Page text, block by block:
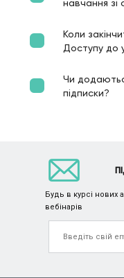
навчання зі
Коли
Доступу до
Чи
підписки?
Будь в курсі нових
вебінарів